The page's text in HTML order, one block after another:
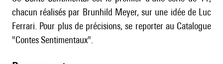
chacun réalisés par Brunhild Meyer, sur une idée de Luc
Ferrari. Pour plus de précisions, se reporter au Catalogue
"Contes Sentimentaux".